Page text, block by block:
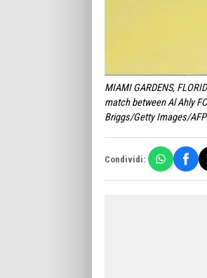
MIAMI GARDENS,
match between Al Ahly
Briggs/Getty Images/AFP
Condividi: